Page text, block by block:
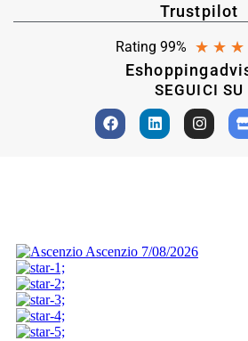
Trustpilot
Rating 99% ★ ★ ★
SEGUICI SU